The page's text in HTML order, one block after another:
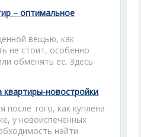
– оптимальное
вещью, как
не стоит, особенно
обменять ее. Здесь
новостройки
после того, как куплена
у новоиспеченных
найти